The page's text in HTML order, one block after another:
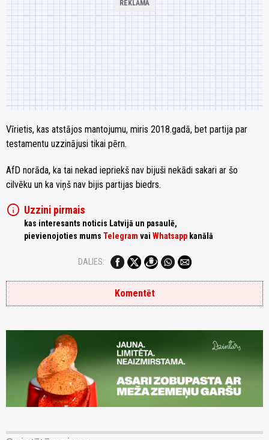
Vīrietis, kas atstājos mantojumu, miris 2018.gadā, bet partija par
testamentu uzzinājusi tikai pērn.
AfD norāda, ka tai nekad iepriekš nav bijuši nekādi sakari ar šo
cilvēku un ka viņš nav bijis partijas biedrs.
info Uzzini pirmais
kas interesants noticis Latvijā un pasaulē,
pievienojoties mums Telegram vai Whatsapp kanālā
DALIES:
Komentēt